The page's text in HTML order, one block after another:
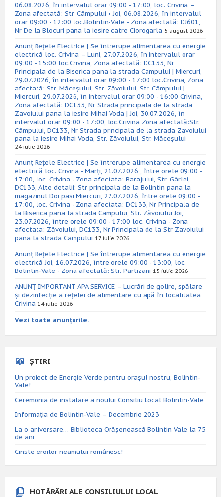
06.08.2026, în intervalul orar 09:00 - 17:00, loc. Crivina –
Zona afectată: Str. Câmpului • Joi, 06.08.2026, în intervalul
orar 09:00 - 12:00 loc.Bolintin-Vale - Zona afectată: DJ601,
Nr De la Blocuri pana la iesire catre Ciorogarla 5 august 2026
Anunț Rețele Electrice | Se întrerupe alimentarea cu energie
electrică loc. Crivina – Luni, 27.07.2026, în intervalul orar
09:00 - 15:00 loc.Crivina, Zona afectată: DC133, Nr
Principala de la Biserica pana la strada Campului | Miercuri,
29.07.2026, în intervalul orar 09:00 - 17:00 loc.Crivina, Zona
afectată: Str. Măceșului, Str. Zăvoiului, Str. Câmpului |
Miercuri, 29.07.2026, în intervalul orar 09:00 - 16:00 Crivina,
Zona afectată: DC133, Nr Strada principala de la strada
Zavoiului pana la iesire Mihai Voda | Joi, 30.07.2026, în
intervalul orar 09:00 - 17:00, loc.Crivina Zona afectată:Str.
Câmpului, DC133, Nr Strada principala de la strada Zavoiului
pana la iesire Mihai Voda, Str. Zăvoiului, Str. Măceșului
24 iulie 2026
Anunț Rețele Electrice | Se întrerupe alimentarea cu energie
electrică loc. Crivina - Marți, 21.07.2026 , între orele 09:00 -
17:00, loc. Crivina - Zona afectata: Barajului, Str. Gârlei,
DC133, Alte detalii: Str principala de la Bolintin pana la
magazinul Doi pasi Miercuri, 22.07.2026, între orele 09:00 -
17:00, loc. Crivina - Zona afectata: DC133, Nr Principala de
la Biserica pana la strada Campului, Str. Zăvoiului Joi,
23.07.2026, între orele 09:00 - 17:00 loc. Crivina - Zona
afectata: Zăvoiului, DC133, Nr Principala de la Str Zavoiului
pana la strada Campului 17 iulie 2026
Anunț Rețele Electrice | Se întrerupe alimentarea cu energie
electrică Joi, 16.07.2026, între orele 09:00 - 13:00, loc.
Bolintin-Vale - Zona afectată: Str. Partizani 15 iulie 2026
ANUNȚ IMPORTANT APA SERVICE – Lucrări de golire, spălare
și dezinfecție a rețelei de alimentare cu apă în localitatea
Crivina 14 iulie 2026
Vezi toate anunțurile.
ȘTIRI
Un proiect de Energie Verde pentru orașul nostru, Bolintin-
Vale!
Ceremonia de instalare a noului Consiliu Local Bolintin-Vale
Informația de Bolintin-Vale – Decembrie 2023
La o aniversare… Biblioteca Orăşenească Bolintin Vale la 75
de ani
Cinste eroilor neamului românesc!
HOTĂRÂRI ALE CONSILIULUI LOCAL